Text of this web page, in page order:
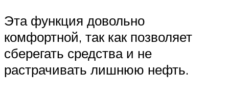
Эта функция довольно
комфортной, так как позволяет
сберегать средства и не
растрачивать лишнюю нефть.